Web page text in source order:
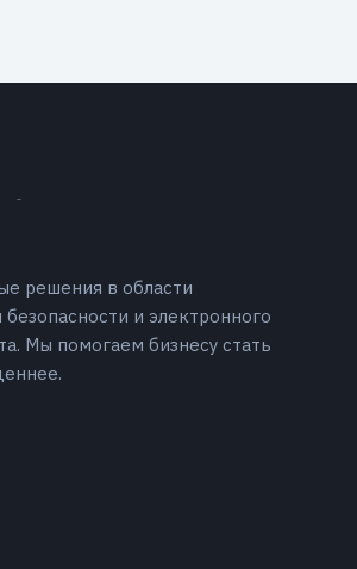
решения в области
и электронного
Мы помогаем бизнесу стать